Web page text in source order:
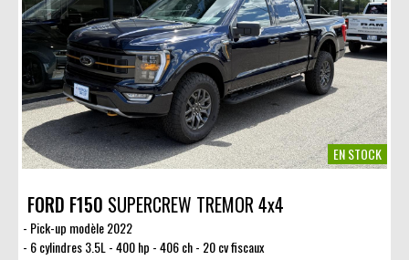
EN STOCK
FORD F150 SUPERCREW TREMOR 4x4
Pick-up modèle 2022
6 cylindres 3.5L - 400 hp - 406 ch - 20 cv fiscaux